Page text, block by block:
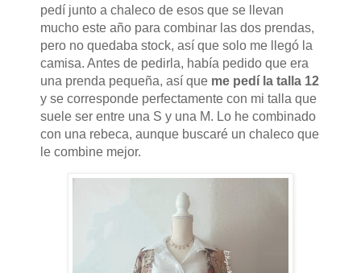
pedí junto a chaleco de esos que se llevan
mucho este año para combinar las dos prendas,
pero no quedaba stock, así que solo me llegó la
camisa. Antes de pedirla, había pedido que era
una prenda pequeña, así que me pedí la talla 12
y se corresponde perfectamente con mi talla que
suele ser entre una S y una M. Lo he combinado
con una rebeca, aunque buscaré un chaleco que
le combine mejor.